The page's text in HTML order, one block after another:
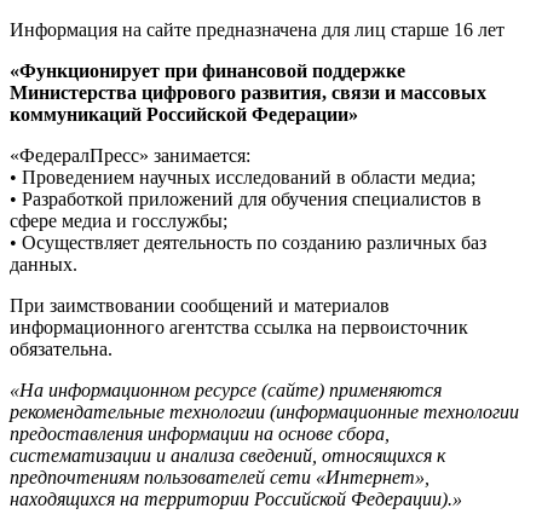
Информация на сайте предназначена для лиц старше 16 лет
«Функционирует при финансовой поддержке
Министерства цифрового развития, связи и массовых
коммуникаций Российской Федерации»
«ФедералПресс» занимается:
• Проведением научных исследований в области медиа;
• Разработкой приложений для обучения специалистов в
сфере медиа и госслужбы;
• Осуществляет деятельность по созданию различных баз
данных.
При заимствовании сообщений и материалов
информационного агентства ссылка на первоисточник
обязательна.
«На информационном ресурсе (сайте) применяются
рекомендательные технологии (информационные технологии
предоставления информации на основе сбора,
систематизации и анализа сведений, относящихся к
предпочтениям пользователей сети «Интернет»,
находящихся на территории Российской Федерации).»